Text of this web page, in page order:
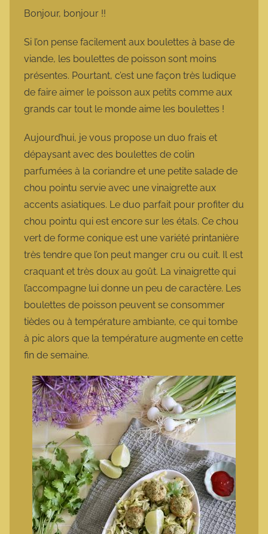
o
t
t
e
Bonjour, bonjour !!
Si l’on pense facilement aux boulettes à base de
viande, les boulettes de poisson sont moins
présentes. Pourtant, c’est une façon très ludique
de faire aimer le poisson aux petits comme aux
grands car tout le monde aime les boulettes !
Aujourd’hui, je vous propose un duo frais et
dépaysant avec des boulettes de colin
parfumées à la coriandre et une petite salade de
chou pointu servie avec une vinaigrette aux
accents asiatiques. Le duo parfait pour profiter du
chou pointu qui est encore sur les étals. Ce chou
vert de forme conique est une variété printanière
très tendre que l’on peut manger cru ou cuit. Il est
craquant et très doux au goût. La vinaigrette qui
l’accompagne lui donne un peu de caractère. Les
boulettes de poisson peuvent se consommer
tièdes ou à température ambiante, ce qui tombe
à pic alors que la température augmente en cette
fin de semaine.